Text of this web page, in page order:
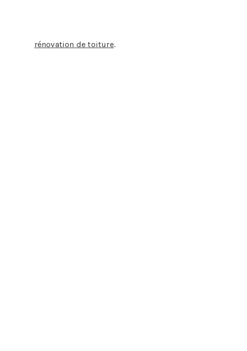
rénovation de toiture.
le quotidien des entreprises de couverture.